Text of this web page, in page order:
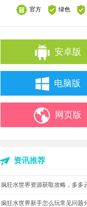
官方 绿色
安卓版
电脑版
网页版
资讯推荐